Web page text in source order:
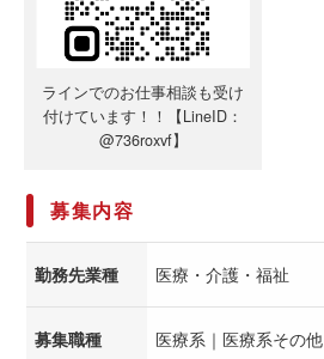
ラインでのお仕事相談も受け
付けています！！【LineID：
@736roxvf】
募集内容
勤務先業種 医療・介護・福祉
募集職種 医療系｜医療系その他